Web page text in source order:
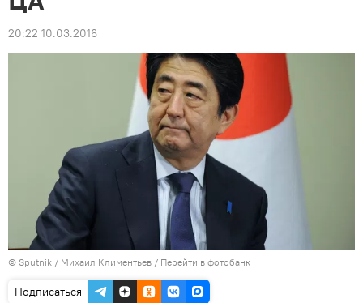
20:22 10.03.2016
© Sputnik / Михаил Климентьев / Перейти в фотобанк
Подписаться